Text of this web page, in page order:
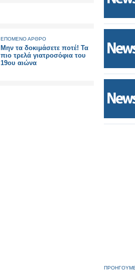
ΕΠΟΜΕΝΟ ΑΡΘΡΟ
Μην τα δοκιμάσετε ποτέ! Τα
πιο τρελά γιατροσόφια του
19ου αιώνα